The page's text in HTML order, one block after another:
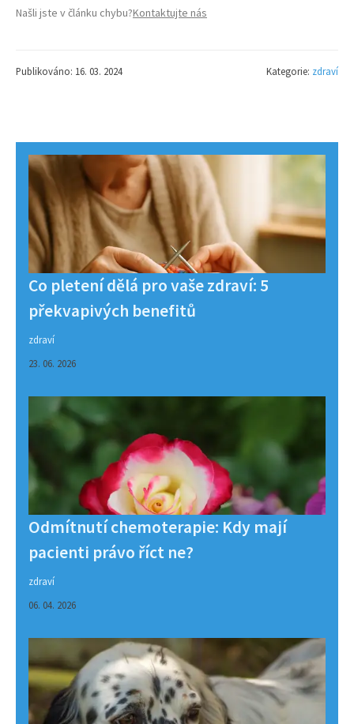
Našli jste v článku chybu?Kontaktujte nás
Publikováno: 16. 03. 2024 Kategorie: zdraví
Co pletení dělá pro vaše zdraví: 5
překvapivých benefitů
zdraví
23. 06. 2026
Odmítnutí chemoterapie: Kdy mají
pacienti právo říct ne?
zdraví
06. 04. 2026